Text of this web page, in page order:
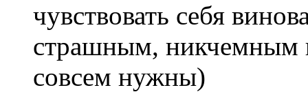
чувствовать себя
страшным, никчемным
совсем нужны)